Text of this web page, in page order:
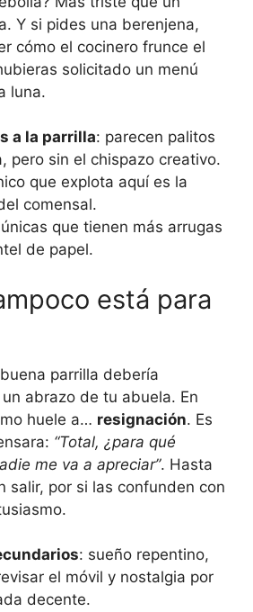
Y si pides una berenjena,
cómo el cocinero frunce el
solicitado un menú
luna.
a la parrilla: parecen palitos
pero sin el chispazo creativo.
que explota aquí es la
comensal.
que tienen más arrugas
de papel.
está para
parrilla debería
abrazo de tu abuela. En
huele a… resignación. Es
“Total, ¿para qué
me va a apreciar”. Hasta
salir, por si las confunden con
: sueño repentino,
el móvil y nostalgia por
decente.